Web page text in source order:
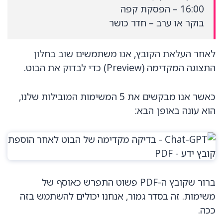
16:00 – הפסקת קפה
בוקר או ערב – חדר כושר
לאחר העלאת הקובץ, אנו משתמשים שוב בחלון
התצוגה המקדימה (Preview) כדי לבדוק את הבוט.
כאשר אנו מבקשים את 5 המשימות המובילות שלנו,
הוא עונה באופן הבא:
ברור שקובץ ה-PDF פשוט התפרש כאוסף של
משימות. זה בסדר גמור, אנחנו יכולים להשתמש בזה
ככה.